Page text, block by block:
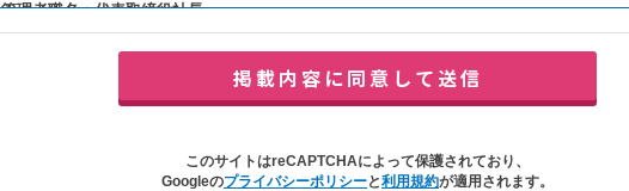
管理者職名：代表取締役社長
連絡先：privacy@balleggs.co.jp
（2）ご相談の対応（本人への連絡を含む）のため
（3）当サイトの各種サービスおよびサービスに関連した各種情報のメールによるご案内の
このサイトはreCAPTCHAによって保護されており、
Googleのプライバシーポリシーと利用規約が適用されます。